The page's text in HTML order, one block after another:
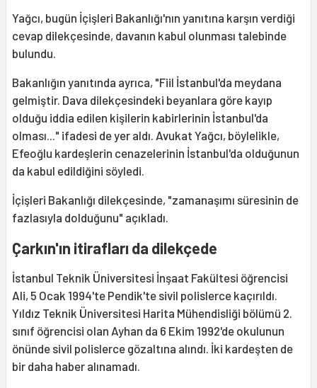
Yağcı, bugün İçişleri Bakanlığı'nın yanıtına karşın verdiği
cevap dilekçesinde, davanın kabul olunması talebinde
bulundu.
Bakanlığın yanıtında ayrıca, "Fiil İstanbul'da meydana
gelmiştir. Dava dilekçesindeki beyanlara göre kayıp
olduğu iddia edilen kişilerin kabirlerinin İstanbul'da
olması..." ifadesi de yer aldı. Avukat Yağcı, böylelikle,
Efeoğlu kardeşlerin cenazelerinin İstanbul'da olduğunun
da kabul edildiğini söyledi.
İçişleri Bakanlığı dilekçesinde, "zamanaşımı süresinin de
fazlasıyla dolduğunu" açıkladı.
Çarkın'ın itirafları da dilekçede
İstanbul Teknik Üniversitesi İnşaat Fakültesi öğrencisi
Ali, 5 Ocak 1994'te Pendik'te sivil polislerce kaçırıldı.
Yıldız Teknik Üniversitesi Harita Mühendisliği bölümü 2.
sınıf öğrencisi olan Ayhan da 6 Ekim 1992'de okulunun
önünde sivil polislerce gözaltına alındı. İki kardeşten de
bir daha haber alınamadı.